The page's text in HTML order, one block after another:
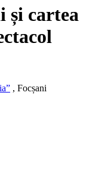
și cartea
, Focșani